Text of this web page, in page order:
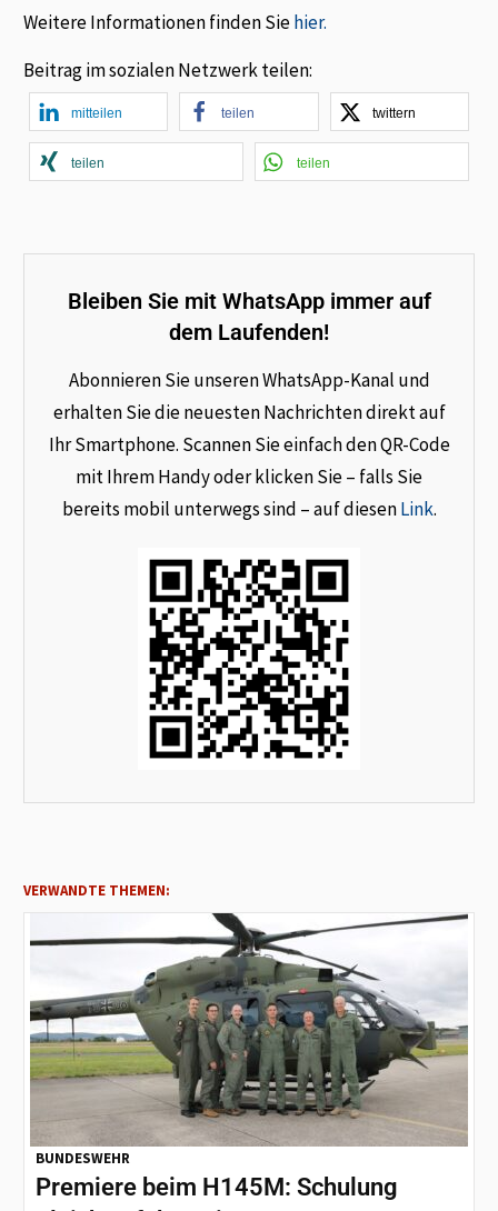
Weitere Informationen finden Siehier.
Beitrag im sozialen Netzwerk teilen:
mitteilen teilen twittern
teilen teilen
Bleiben Sie mit WhatsApp immer auf
dem Laufenden!
Abonnieren Sie unseren WhatsApp-Kanal und
erhalten Sie die neuesten Nachrichten direkt auf
Ihr Smartphone. Scannen Sie einfach den QR-Code
mit Ihrem Handy oder klicken Sie – falls Sie
bereits mobil unterwegs sind – auf diesenLink.
VERWANDTE THEMEN:
BUNDESWEHR
Premiere beim H145M: Schulung